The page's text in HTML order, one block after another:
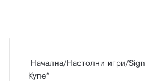
Начална/Настолни игри/Sign
Купе“